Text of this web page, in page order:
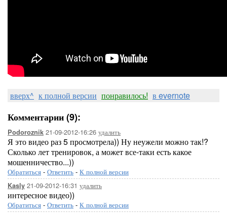
вверх^ к полной версии понравилось! в evernote
Комментарии (9):
Podoroznik 21-09-2012-16:26 удалить
Я это видео раз 5 просмотрела)) Ну неужели можно так!?
Сколько лет тренировок, а может все-таки есть какое
мошенничество...))
Обратиться - Ответить - К полной версии
Kasly 21-09-2012-16:31 удалить
интересное видео))
Обратиться - Ответить - К полной версии